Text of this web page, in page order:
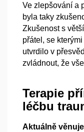
Ve zlepšování a
byla taky
Zkušenost s
přátel, se
utvrdilo v
zvládnout, že
Terapie
léčbu
Aktuálně